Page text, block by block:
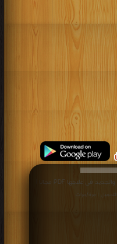
قراءة و تحميل كتاب كتاب كل شيء عن السمنة والجديد فى علاجها PDF مجانا |
| التحميل : مرة/مرات